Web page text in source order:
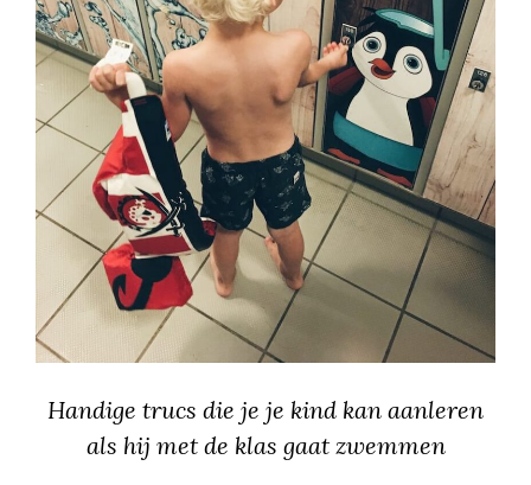
Handige trucs die je je kind kan aanleren
als hij met de klas gaat zwemmen